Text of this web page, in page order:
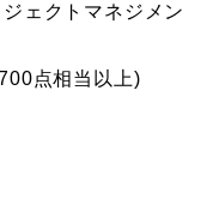
ェクトマネジメン
点相当以上)